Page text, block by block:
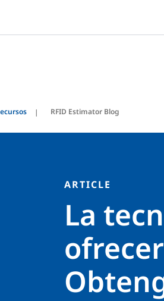
RFID Estimator Blog
ARTICLE
La